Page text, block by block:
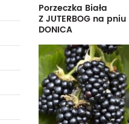
Porzeczka Biała
Z JUTERBOG na pniu
DONICA